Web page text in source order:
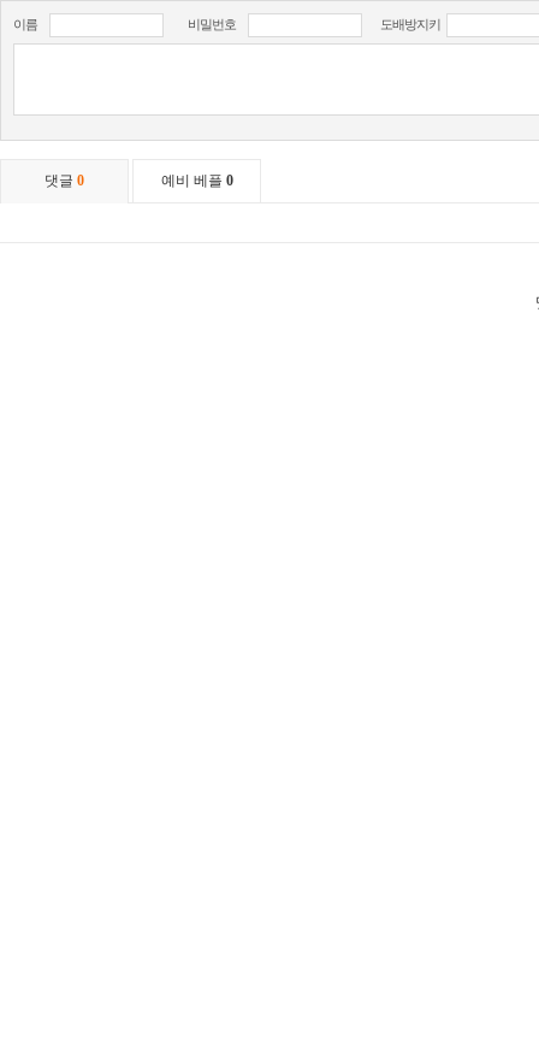
이름 비밀번호 도배방지키
댓글 0 예비 베플 0